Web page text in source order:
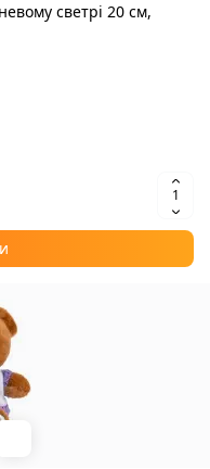
светрі 20 см,